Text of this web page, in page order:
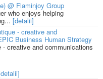
@ Flaminjoy Group
who enjoys helping
[detalii]
- creative and
Business Human Strategy
creative and communications